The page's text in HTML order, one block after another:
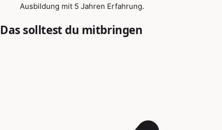
Ausbildung mit 5 Jahren Erfahrung.
Das solltest du mitbringen